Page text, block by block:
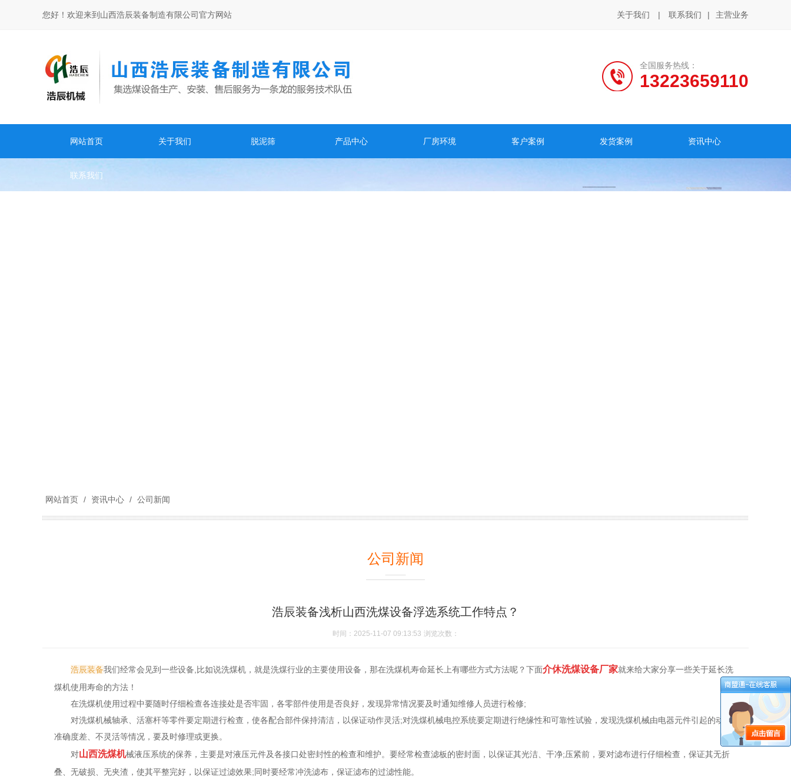
您好！欢迎来到山西浩辰装备制造有限公司官方网站 关于我们 | 联系我们 | 主营业务
全国服务热线：
13223659110
网站首页 关于我们 脱泥筛 产品中心 厂房环境 客户案例 发货案例 资讯中心
联系我们
网站首页 / 资讯中心 / 公司新闻
公司新闻
浩辰装备浅析山西洗煤设备浮选系统工作特点？
时间：2025-11-07 09:13:53 浏览次数：
浩辰装备我们经常会见到一些设备,比如说洗煤机，就是洗煤行业的主要使用设备，那在洗煤机寿命延长上有哪些方式方法呢？下面介休洗煤设备厂家就来给大家分享一些关于延长洗
煤机使用寿命的方法！
在洗煤机使用过程中要随时仔细检查各连接处是否牢固，各零部件使用是否良好，发现异常情况要及时通知维修人员进行检修;
对洗煤机械轴承、活塞杆等零件要定期进行检查，使各配合部件保持清洁，以保证动作灵活;对洗煤机械电控系统要定期进行绝缘性和可靠性试验，发现洗煤机械由电器元件引起的动作
准确度差、不灵活等情况，要及时修理或更换。
对山西洗煤机械液压系统的保养，主要是对液压元件及各接口处密封性的检查和维护。要经常检查滤板的密封面，以保证其光洁、干净;压紧前，要对滤布进行仔细检查，保证其无折
叠、无破损、无夹渣，使其平整完好，以保证过滤效果;同时要经常冲洗滤布，保证滤布的过滤性能。